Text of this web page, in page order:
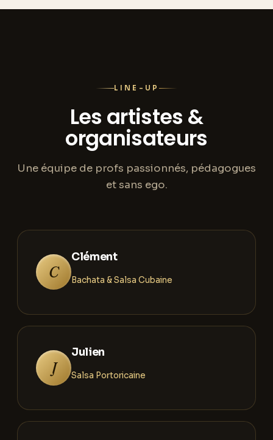
LINE-UP
Les artistes &
organisateurs
Une équipe de profs passionnés, pédagogues
et sans ego.
C
Clément
Bachata & Salsa Cubaine
J
Julien
Salsa Portoricaine